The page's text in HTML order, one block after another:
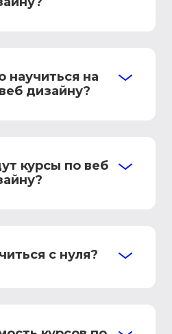
на
дизайну?
курсы по веб
с нуля?